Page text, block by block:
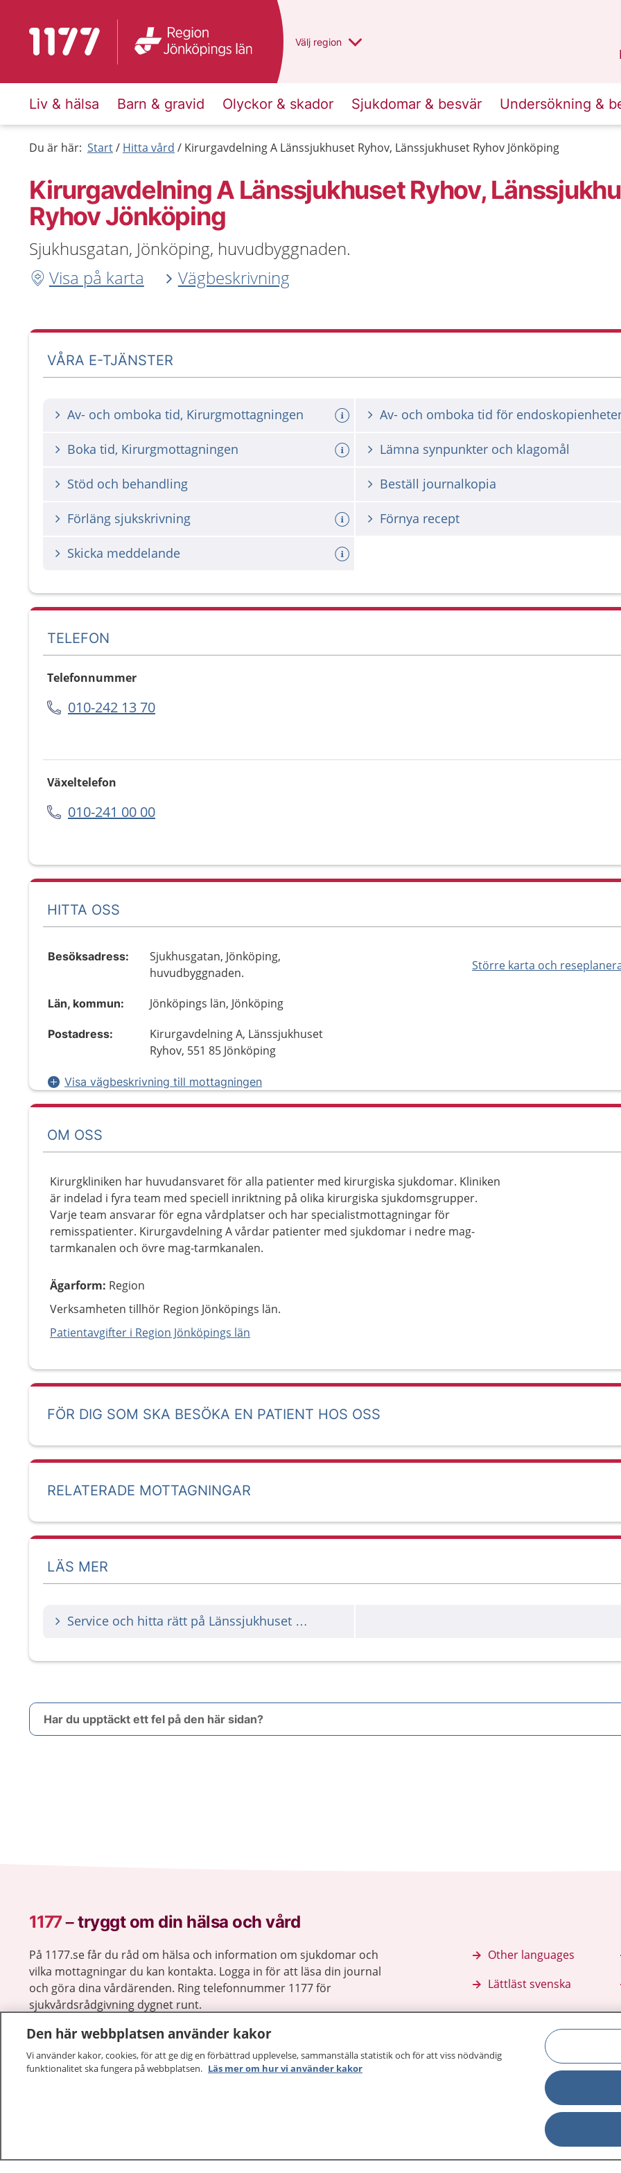
Till startsidan för 1177 Du har valt region
Välj en annan
region
Liv & hälsa Barn & gravid Olyckor & skador Sjukdomar & besvär Undersökning &
Du är här: Start Hitta vård Kirurgavdelning A Länssjukhuset Ryhov, Länssjukhuset Ryhov Jönköping
Kirurgavdelning A Länssjukhuset Ryhov,
Ryhov Jönköping
Sjukhusgatan, Jönköping, huvudbyggnaden.
Visa på karta
Vägbeskrivning
VÅRA E-TJÄNSTER
Av- och omboka tid, Kirurgmottagningen Av- och omboka tid för
Boka tid, Kirurgmottagningen Lämna synpunkter och klagomål
Stöd och behandling Beställ journalkopia
Förläng sjukskrivning Förnya recept
Skicka meddelande
TELEFON
Telefonnummer
010-242 13 70
Växeltelefon
010-241 00 00
HITTA OSS
Större karta och
Besöksadress:
Sjukhusgatan, Jönköping,
huvudbyggnaden.
Län, kommun: Jönköpings län, Jönköping
Postadress:
Kirurgavdelning A, Länssjukhuset
Ryhov, 551 85 Jönköping
Visa vägbeskrivning till mottagningen
OM OSS
Kirurgkliniken har huvudansvaret för alla patienter med kirurgiska sjukdomar. Kliniken
är indelad i fyra team med speciell inriktning på olika kirurgiska sjukdomsgrupper.
Varje team ansvarar för egna vårdplatser och har specialistmottagningar för
remisspatienter. Kirurgavdelning A vårdar patienter med sjukdomar i nedre mag-
tarmkanalen och övre mag-tarmkanalen.
Ägarform: Region
Verksamheten tillhör Region Jönköpings län.
Patientavgifter i Region Jönköpings län
FÖR DIG SOM SKA BESÖKA EN PATIENT HOS OSS
RELATERADE MOTTAGNINGAR
LÄS MER
Service och hitta rätt på Länssjukhuset Ryhov
Har du upptäckt ett fel på den här sidan?
1177–tryggt om din hälsa och vård
På 1177.se får du råd om hälsa och information om sjukdomar och
vilka mottagningar du kan kontakta. Logga in för att läsa din journal
och göra dina vårdärenden. Ring telefonnummer 1177 för
sjukvårdsrådgivning dygnet runt.
Other languages
Lättläst svenska
Behandling
Den här webbplatsen använder kakor
Vi använder kakor, cookies, för att ge dig en förbättrad upplevelse, sammanställa statistik och för att viss nödvändig
funktionalitet ska fungera på webbplatsen. Läs mer om hur vi använder kakor